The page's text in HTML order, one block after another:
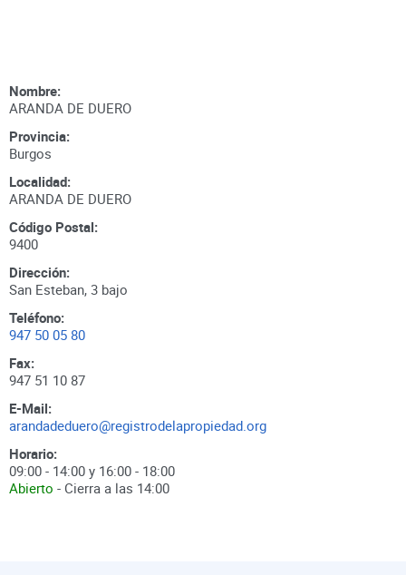
Nombre:
ARANDA DE DUERO
Provincia:
Burgos
Localidad:
ARANDA DE DUERO
Código Postal:
9400
Dirección:
San Esteban, 3 bajo
Teléfono:
947 50 05 80
Fax:
947 51 10 87
E-Mail:
arandadeduero@registrodelapropiedad.org
Horario:
09:00 - 14:00 y 16:00 - 18:00
Abierto - Cierra a las 14:00